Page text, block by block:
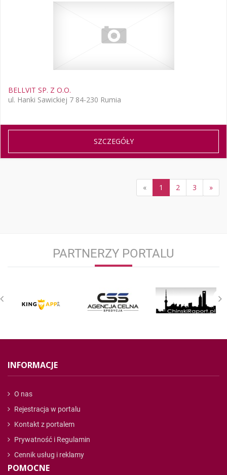
BELLVIT SP. Z O.O.
ul. Hanki Sawickiej 7 84-230 Rumia
SZCZEGÓŁY
« 1 2 3 »
PARTNERZY PORTALU
INFORMACJE
O nas
Rejestracja w portalu
Kontakt z portalem
Prywatność i Regulamin
Cennik usług i reklamy
POMOCNE